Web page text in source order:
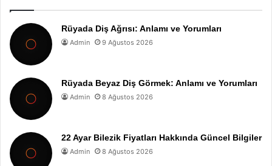
Rüyada Diş Ağrısı: Anlamı ve Yorumları
Admin 9 Ağustos 2026
Rüyada Beyaz Diş Görmek: Anlamı ve Yorumları
Admin 8 Ağustos 2026
22 Ayar Bilezik Fiyatları Hakkında Güncel Bilgiler
Admin 8 Ağustos 2026